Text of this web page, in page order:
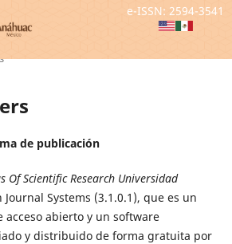
de publicación
Of Scientific Research Universidad
Systems (3.1.0.1), que es un
acceso abierto y un software
y distribuido de forma gratuita por
e-ISSN: 2594-3541